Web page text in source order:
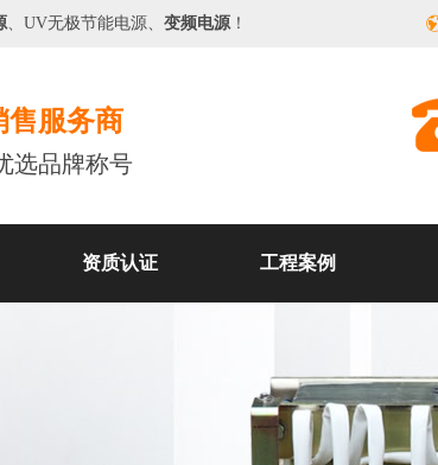
、 UV无极节能电源、 变频电源！
售服务商
选品牌称号
资质认证 工程案例